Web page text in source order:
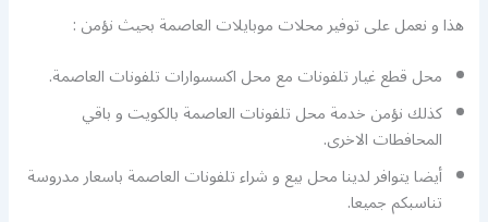
هذا و نعمل على توفير محلات موبايلات العاصمة بحيث نؤمن :
محل قطع غيار تلفونات مع محل اكسسوارات تلفونات العاصمة.
كذلك نؤمن خدمة محل تلفونات العاصمة بالكويت و باقي
المحافطات الاخرى.
أيضا يتوافر لدينا محل بيع و شراء تلفونات العاصمة باسعار مدروسة
تناسبكم جميعا.